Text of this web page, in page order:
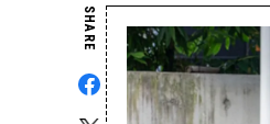
SHARE